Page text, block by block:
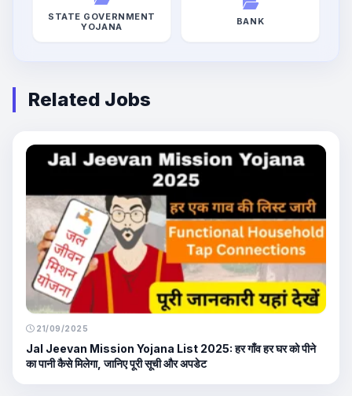
STATE GOVERNMENT
YOJANA
BANK
Related Jobs
21/09/2025
Jal Jeevan Mission Yojana List 2025: हर गाँव हर घर को पीने
का पानी कैसे मिलेगा, जानिए पूरी सूची और अपडेट